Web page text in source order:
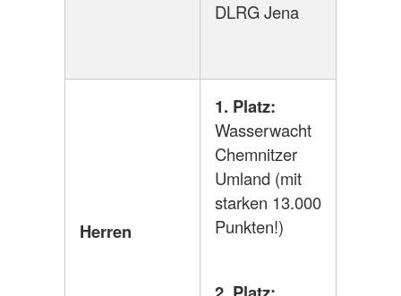
DLRG Jena
Herren
1. Platz:
Wasserwacht
Chemnitzer
Umland (mit
starken 13.000
Punkten!)